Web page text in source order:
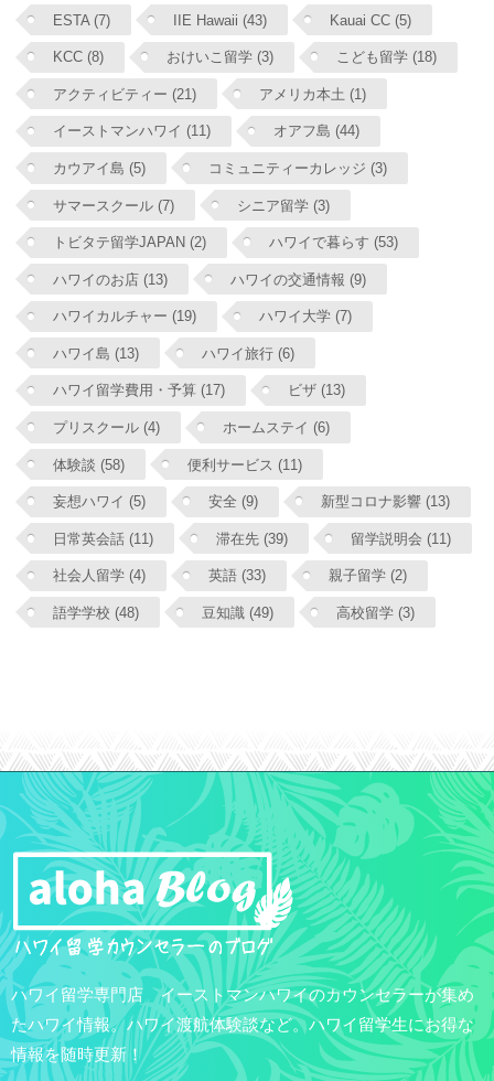
ESTA (7) IIE Hawaii (43) Kauai CC (5)
KCC (8) おけいこ留学 (3) こども留学 (18)
アクティビティー (21) アメリカ本土 (1)
イーストマンハワイ (11) オアフ島 (44)
カウアイ島 (5) コミュニティーカレッジ (3)
サマースクール (7) シニア留学 (3)
トビタテ留学JAPAN (2) ハワイで暮らす (53)
ハワイのお店 (13) ハワイの交通情報 (9)
ハワイカルチャー (19) ハワイ大学 (7)
ハワイ島 (13) ハワイ旅行 (6)
ハワイ留学費用・予算 (17) ビザ (13)
プリスクール (4) ホームステイ (6)
体験談 (58) 便利サービス (11)
妄想ハワイ (5) 安全 (9) 新型コロナ影響 (13)
日常英会話 (11) 滞在先 (39) 留学説明会 (11)
社会人留学 (4) 英語 (33) 親子留学 (2)
語学学校 (48) 豆知識 (49) 高校留学 (3)
ハワイ留学専門店 イーストマンハワイのカウンセラーが集め
たハワイ情報。ハワイ渡航体験談など。ハワイ留学生にお得な
情報を随時更新！